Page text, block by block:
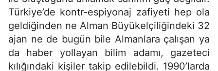
Türkiye’de kontr-espiyonaj zafiyeti hep ola
geldiğinden ne Alman Büyükelçiliğindeki 32
ajan ne de bugün bile Almanlara çalışan ya
da haber yollayan bilim adamı, gazeteci
kılığındaki kişiler takip edilebildi. 1990’larda